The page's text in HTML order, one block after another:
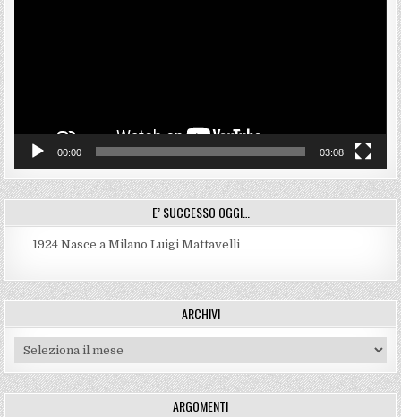
00:00 03:08
E’ SUCCESSO OGGI…
1924 Nasce a Milano Luigi Mattavelli
ARCHIVI
Archivi
ARGOMENTI